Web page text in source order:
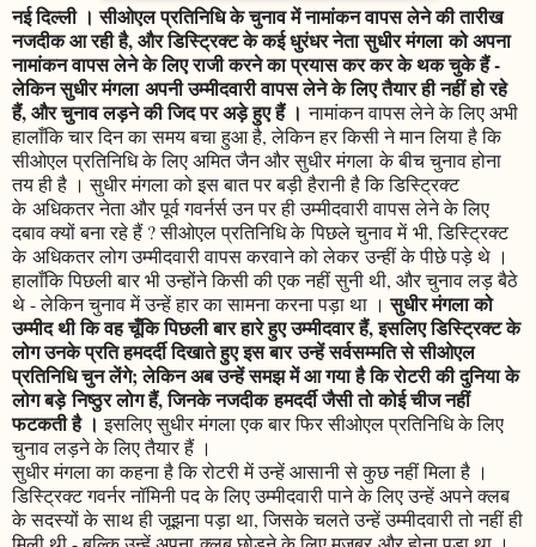
नई दिल्ली । सीओएल प्रतिनिधि के चुनाव में नामांकन वापस लेने की तारीख
नजदीक आ रही है, और डिस्ट्रिक्ट के कई धुरंधर नेता सुधीर मंगला को अपना
नामांकन वापस लेने के लिए राजी करने का प्रयास कर कर के थक चुके हैं -
लेकिन सुधीर मंगला अपनी उम्मीदवारी वापस लेने के लिए तैयार ही नहीं हो रहे
हैं, और चुनाव लड़ने की जिद पर अड़े हुए हैं । नामांकन वापस लेने के लिए अभी
हालाँकि चार दिन का समय बचा हुआ है, लेकिन हर किसी ने मान लिया है कि
सीओएल प्रतिनिधि के लिए अमित जैन और सुधीर मंगला के बीच चुनाव होना
तय ही है । सुधीर मंगला को इस बात पर बड़ी हैरानी है कि डिस्ट्रिक्ट
के अधिकतर नेता और पूर्व गवर्नर्स उन पर ही उम्मीदवारी वापस लेने के लिए
दबाव क्यों बना रहे हैं ? सीओएल प्रतिनिधि के पिछले चुनाव में भी, डिस्ट्रिक्ट
के अधिकतर लोग उम्मीदवारी वापस करवाने को लेकर उन्हीं के पीछे पड़े थे ।
हालाँकि पिछली बार भी उन्होंने किसी की एक नहीं सुनी थी, और चुनाव लड़ बैठे
थे - लेकिन चुनाव में उन्हें हार का सामना करना पड़ा था ।सुधीर मंगला को
उम्मीद थी कि वह चूँकि पिछली बार हारे हुए उम्मीदवार हैं, इसलिए डिस्ट्रिक्ट के
लोग उनके प्रति हमदर्दी दिखाते हुए इस बार उन्हें सर्वसम्मति से सीओएल
प्रतिनिधि चुन लेंगे; लेकिन अब उन्हें समझ में आ गया है कि रोटरी की दुनिया के
लोग बड़े निष्ठुर लोग हैं, जिनके नजदीक हमदर्दी जैसी तो कोई चीज नहीं
फटकती है । इसलिए सुधीर मंगला एक बार फिर सीओएल प्रतिनिधि के लिए
चुनाव लड़ने के लिए तैयार हैं ।
सुधीर मंगला का कहना है कि रोटरी में उन्हें आसानी से कुछ नहीं मिला है ।
डिस्ट्रिक्ट गवर्नर नॉमिनी पद के लिए उम्मीदवारी पाने के लिए उन्हें अपने क्लब
के सदस्यों के साथ ही जूझना पड़ा था, जिसके चलते उन्हें उम्मीदवारी तो नहीं ही